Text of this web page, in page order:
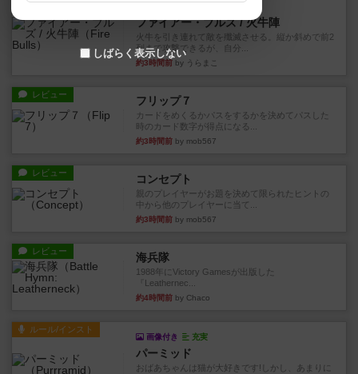
ファイアー・ブルズ / 火牛陣
火牛を引き連れて敵を殲滅させる。縦か斜めで前2
列まで攻撃できるが、自分...
約3時間前 by うらまこ
レビュー フリップ７
カードをめくるかパスをするかを決めてパスした
時のカード数字が得点になる...
約3時間前 by mob567
レビュー コンセプト
親のプレイヤーがお題を決めて限られたヒントの
中から他のプレイヤーに当て...
約3時間前 by mob567
レビュー 海兵隊
1988年にVictory Gamesが出版した
『Leathernec...
約4時間前 by Chaco
ルール/インスト
画像付き 充実
パーミッド
おばあちゃんは猫が大好きです!しかし、あまりに
しばらく表示しない